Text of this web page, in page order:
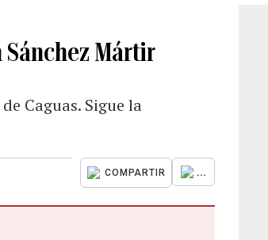
Mártir
Caguas. Sigue la
COMPARTIR ...